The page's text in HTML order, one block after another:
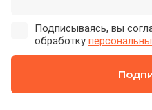
Подписываясь, вы
обработку